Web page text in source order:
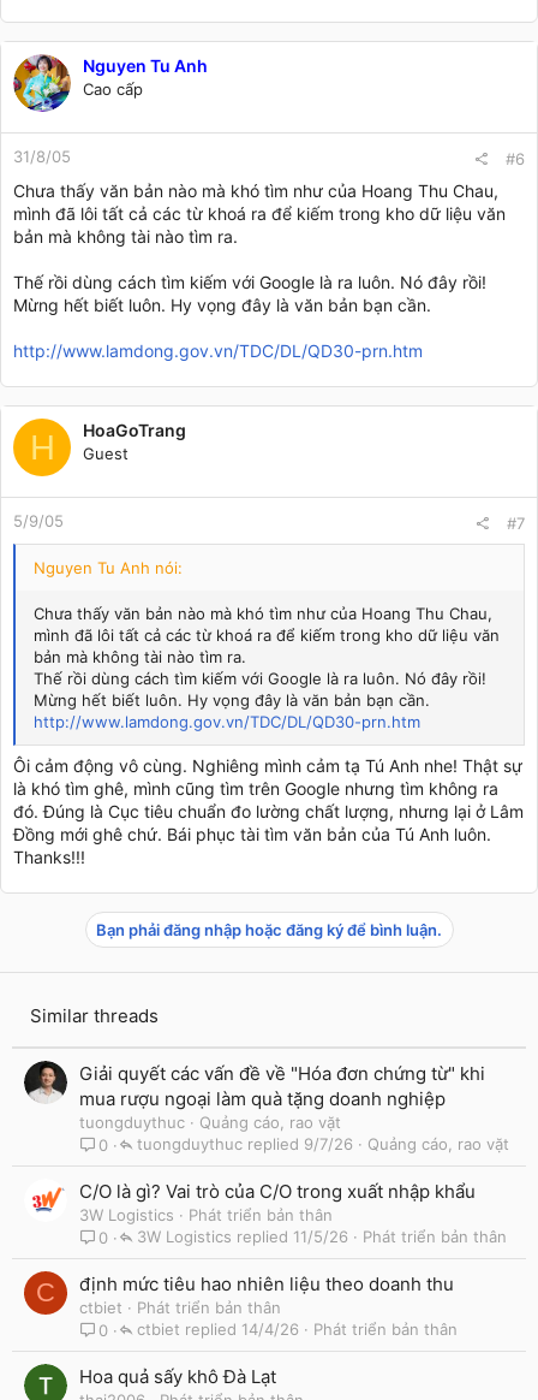
Nguyen Tu Anh
Cao cấp
31/8/05 #6
Chưa thấy văn bản nào mà khó tìm như của Hoang Thu Chau,
mình đã lôi tất cả các từ khoá ra để kiếm trong kho dữ liệu văn
bản mà không tài nào tìm ra.
Thế rồi dùng cách tìm kiếm với Google là ra luôn. Nó đây rồi!
Mừng hết biết luôn. Hy vọng đây là văn bản bạn cần.
http://www.lamdong.gov.vn/TDC/DL/QD30-prn.htm
H HoaGoTrang
Guest
5/9/05 #7
Nguyen Tu Anh nói:
Chưa thấy văn bản nào mà khó tìm như của Hoang Thu Chau,
mình đã lôi tất cả các từ khoá ra để kiếm trong kho dữ liệu văn
bản mà không tài nào tìm ra.
Thế rồi dùng cách tìm kiếm với Google là ra luôn. Nó đây rồi!
Mừng hết biết luôn. Hy vọng đây là văn bản bạn cần.
http://www.lamdong.gov.vn/TDC/DL/QD30-prn.htm
Ôi cảm động vô cùng. Nghiêng mình cảm tạ Tú Anh nhe! Thật sự
là khó tìm ghê, mình cũng tìm trên Google nhưng tìm không ra
đó. Đúng là Cục tiêu chuẩn đo lường chất lượng, nhưng lại ở Lâm
Đồng mới ghê chứ. Bái phục tài tìm văn bản của Tú Anh luôn.
Thanks!!!
Bạn phải đăng nhập hoặc đăng ký để bình luận.
Similar threads
Giải quyết các vấn đề về "Hóa đơn chứng từ" khi
mua rượu ngoại làm quà tặng doanh nghiệp
tuongduythuc
Quảng cáo, rao vặt
0
Quảng cáo, rao vặt
9/7/26
tuongduythuc
C/O là gì? Vai trò của C/O trong xuất nhập khẩu
3W Logistics
Phát triển bản thân
0
Phát triển bản thân
11/5/26
3W Logistics
C định mức tiêu hao nhiên liệu theo doanh thu
ctbiet
Phát triển bản thân
0
Phát triển bản thân
14/4/26
ctbiet
Hoa quả sấy khô Đà Lạt